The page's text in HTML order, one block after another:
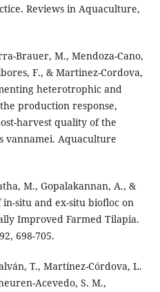
Reviews in Aquaculture,
Brauer, M., Mendoza-Cano,
F., & Martinez-Cordova,
heterotrophic and
production response,
harvest quality of the
vannamei. Aquaculture
M., Gopalakannan, A., &
situ and ex-situ biofloc on
Improved Farmed Tilapia.
698-705.
T., Martínez-Córdova, L.
Acevedo, S. M.,